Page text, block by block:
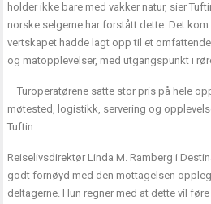
holder ikke bare med vakker natur, sier
norske selgerne har forstått dette. Det
vertskapet hadde lagt opp til et
og matopplevelser, med utgangspunkt i
– Turoperatørene satte stor pris på hele
møtested, logistikk, servering og
Tuftin.
Reiselivsdirektør Linda M. Ramberg i
godt fornøyd med den mottagelsen
deltagerne. Hun regner med at dette vil